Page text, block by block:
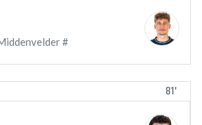
#
81'